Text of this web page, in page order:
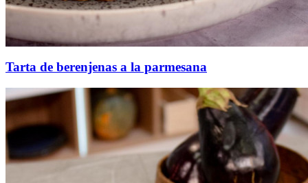
Tarta de berenjenas a la parmesana